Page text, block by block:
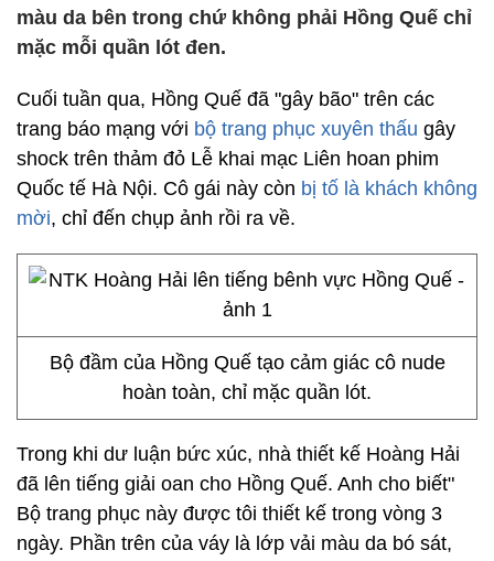
màu da bên trong chứ không phải Hồng Quế chỉ
mặc mỗi quần lót đen.
Cuối tuần qua, Hồng Quế đã "gây bão" trên các
trang báo mạng với bộ trang phục xuyên thấu gây
shock trên thảm đỏ Lễ khai mạc Liên hoan phim
Quốc tế Hà Nội. Cô gái này còn bị tố là khách không
mời, chỉ đến chụp ảnh rồi ra về.
Bộ đầm của Hồng Quế tạo cảm giác cô nude
hoàn toàn, chỉ mặc quần lót.
Trong khi dư luận bức xúc, nhà thiết kế Hoàng Hải
đã lên tiếng giải oan cho Hồng Quế. Anh cho biết"
Bộ trang phục này được tôi thiết kế trong vòng 3
ngày. Phần trên của váy là lớp vải màu da bó sát,